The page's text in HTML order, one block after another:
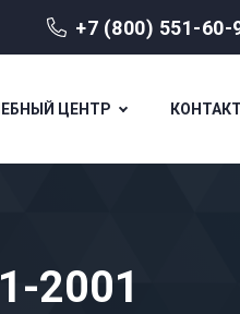
+7 (800) 551-60-
ЦЕНТР
2001